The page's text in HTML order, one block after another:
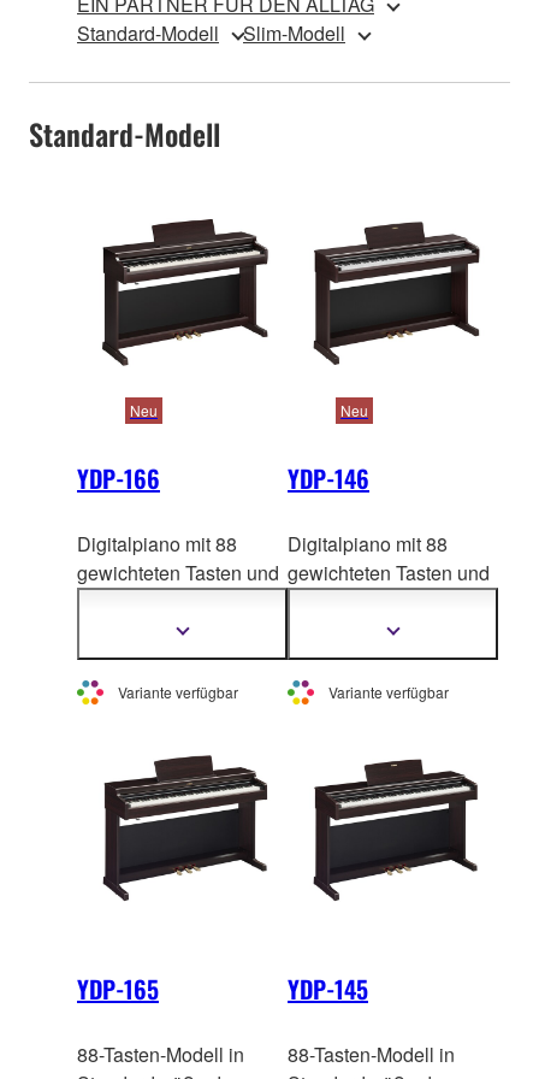
Standard-Modell
Slim-Modell
Standard-Modell
YDP-166
Neu
Digitalpiano mit 88
gewichteten Tasten und
ang.
Klassisches Design,
ideal für Anfänger und
Mehr
Variante verfügbar
YDP-146
Neu
Digitalpiano mit 88
gewichteten Tasten und
ang.
Klassisches Design,
ideal für Anfänger und
Mehr
Variante verfügbar
YDP-165
88-Tasten-Modell in
YDP-145
88-Tasten-Modell in